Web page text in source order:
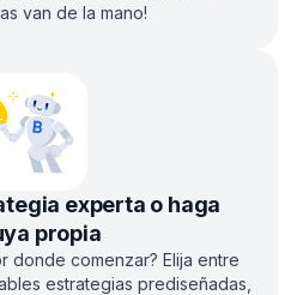
van de la mano!
experta o haga
propia
donde comenzar? Elija entre
estrategias prediseñadas,